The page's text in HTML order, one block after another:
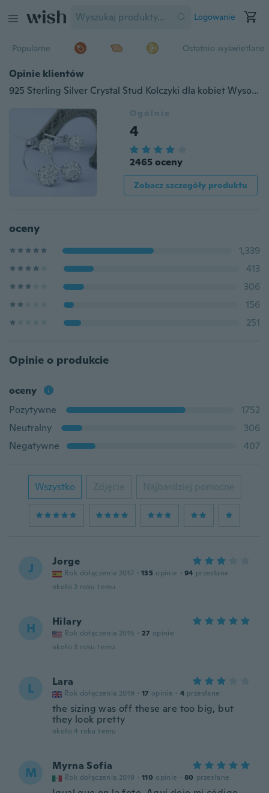
Logowanie
Popularne Ostatnio wyświetlane
Opinie klientów
925 Sterling Silver Crystal Stud Kolczyki dla kobiet Wysokiej jakości kolczyki w kształcie kuli
Ogólnie
4
2465 oceny
Zobacz szczegóły produktu
oceny
1,339
413
306
156
251
Opinie o produkcie
oceny
Pozytywne
1752
Neutralny
306
Negatywne
407
Wszystko Zdjęcie Najbardziej pomocne
J Jorge
Rok dołączenia 2017 · 135 opinie · 94 przesłane
około 2 roku temu
H Hilary
Rok dołączenia 2015 · 27 opinie
około 3 roku temu
L Lara
Rok dołączenia 2019 · 17 opinie · 4 przesłane
the sizing was off these are too big, but
they look pretty
około 4 roku temu
M Myrna Sofia
Rok dołączenia 2019 · 110 opinie · 80 przesłane